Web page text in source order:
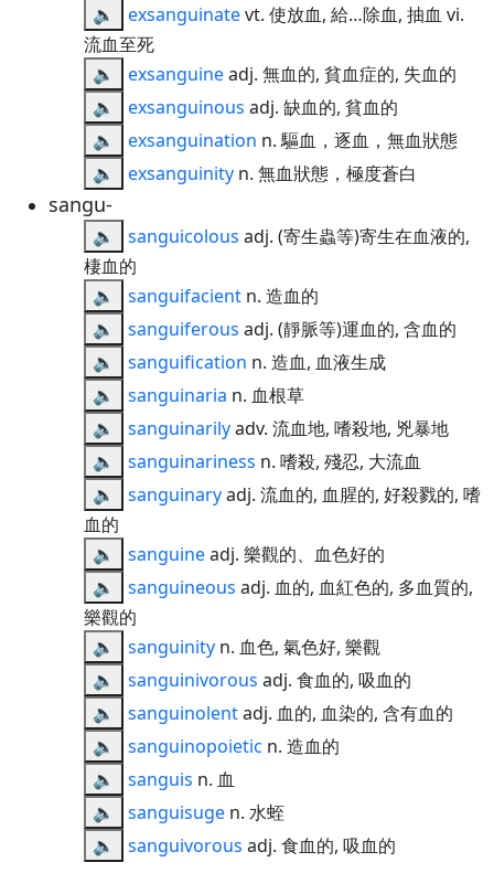
🔈 exsanguinatevt. 使放血, 給…除血, 抽血 vi.
流血至死
🔈
exsanguineadj. 無血的, 貧血症的, 失血的
🔈
exsanguinous adj. 缺血的, 貧血的
🔈
exsanguination n. 驅血，逐血，無血狀態
🔈
exsanguinity n. 無血狀態，極度蒼白
sangu-
🔈 sanguicolous adj. (寄生蟲等)寄生在血液的,
棲血的
🔈
sanguifacient n. 造血的
🔈
sanguiferous adj. (靜脈等)運血的, 含血的
🔈
sanguification n. 造血, 血液生成
🔈
sanguinaria n. 血根草
🔈
sanguinarilyadv. 流血地, 嗜殺地, 兇暴地
🔈
sanguinariness n. 嗜殺, 殘忍, 大流血
🔈
sanguinaryadj. 流血的, 血腥的, 好殺戮的, 嗜
血的
🔈
sanguineadj. 樂觀的、血色好的
🔈
sanguineous adj. 血的, 血紅色的, 多血質的,
樂觀的
🔈
sanguinity n. 血色, 氣色好, 樂觀
🔈
sanguinivorous adj. 食血的, 吸血的
🔈
sanguinolentadj. 血的, 血染的, 含有血的
🔈
sanguinopoietic n. 造血的
🔈
sanguis n. 血
🔈
sanguisuge n. 水蛭
🔈
sanguivorous adj. 食血的, 吸血的